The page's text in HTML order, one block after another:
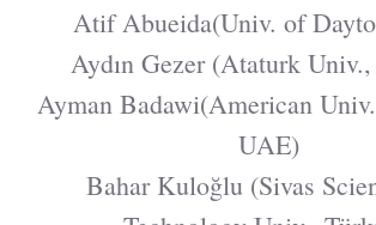
Atif Abueida(Univ. of
Aydın Gezer (Ataturk
Ayman Badawi(American
UAE)
Bahar Kuloğlu (Sivas